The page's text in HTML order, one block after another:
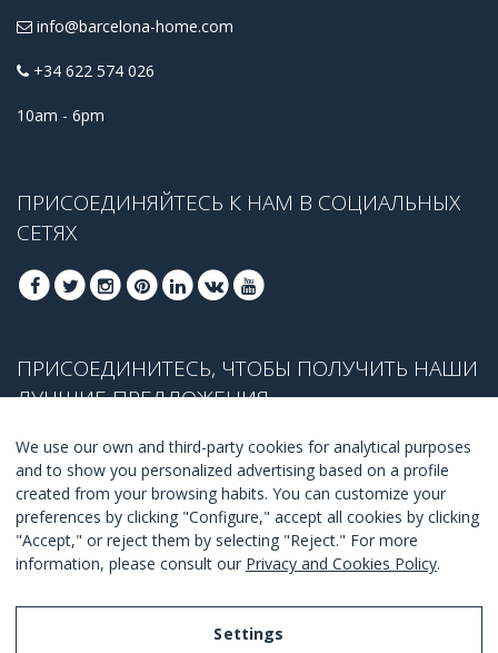
info@barcelona-home.com
+34 622 574 026
10am - 6pm
ПРИСОЕДИНЯЙТЕСЬ К НАМ В СОЦИАЛЬНЫХ
СЕТЯХ
ПРИСОЕДИНИТЕСЬ, ЧТОБЫ ПОЛУЧИТЬ НАШИ
ЛУЧШИЕ ПРЕДЛОЖЕНИЯ
ПРИСОЕДЕНИТЬСЯ
Я согласен справилами и условиями.
We use our own and third-party cookies for analytical purposes
and to show you personalized advertising based on a profile
created from your browsing habits. You can customize your
preferences by clicking "Configure," accept all cookies by clicking
"Accept," or reject them by selecting "Reject." For more
information, please consult our Privacy and Cookies Policy.
Settings